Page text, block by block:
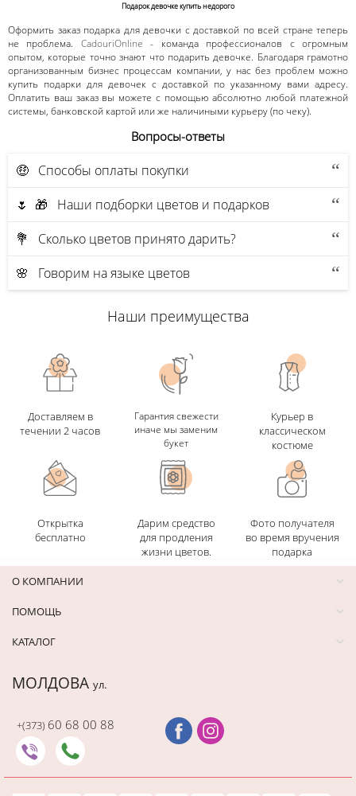
Подарок девочке купить недорого
Оформить заказ подарка для девочки с доставкой по всей стране теперь
не проблема. CadouriOnline - команда профессионалов с огромным
опытом, которые точно знают что подарить девочке. Благодаря грамотно
организованным бизнес процессам компании, у нас без проблем можно
купить подарки для девочек с доставкой по указанному вами адресу.
Оплатить ваш заказ вы можете с помощью абсолютно любой платежной
системы, банковской картой или же наличиными курьеру (по чеку).
Вопросы-ответы
🤑 Способы оплаты покупки
🌷 🎁 Наши подборки цветов и подарков
💐 Сколько цветов принято дарить?
🌸 Говорим на языке цветов
Наши преимущества
Доставляем в
течении 2 часов
Гарантия свежести
иначе мы заменим
букет
Курьер в
классическом
костюме
Открытка
бесплатно
Дарим средство
для продления
жизни цветов.
Фото получателя
во время вручения
подарка
О КОМПАНИИ
ПОМОЩЬ
КАТАЛОГ
МОЛДОВА ул.
+(373) 60 68 00 88